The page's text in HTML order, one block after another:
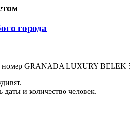
города
номер GRANADA LUXURY BELEK
и количество человек.